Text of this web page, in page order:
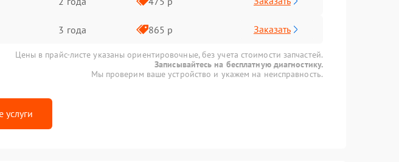
3 года 865 р Заказать
Цены в прайс-листе указаны ориентировочные, без учета стоимости запчастей.
Записывайтесь на бесплатную диагностику.
Мы проверим ваше устройство и укажем на неисправность.
услуги